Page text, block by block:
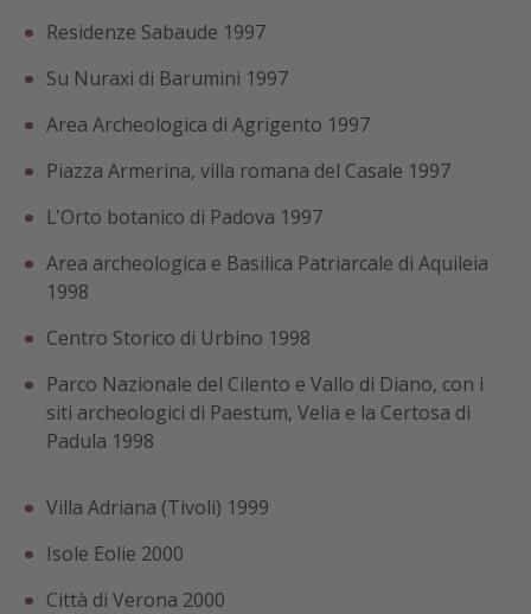
Residenze Sabaude 1997
Su Nuraxi di Barumini 1997
Area Archeologica di Agrigento 1997
Piazza Armerina, villa romana del Casale 1997
L'Orto botanico di Padova 1997
Area archeologica e Basilica Patriarcale di Aquileia
1998
Centro Storico di Urbino 1998
Parco Nazionale del Cilento e Vallo di Diano, con i
siti archeologici di Paestum, Velia e la Certosa di
Padula 1998
Villa Adriana (Tivoli) 1999
Isole Eolie 2000
Città di Verona 2000